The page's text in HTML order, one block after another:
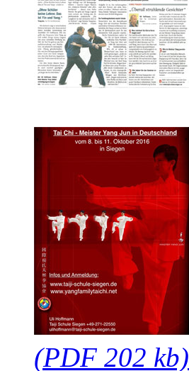
(PDF 202 kb)